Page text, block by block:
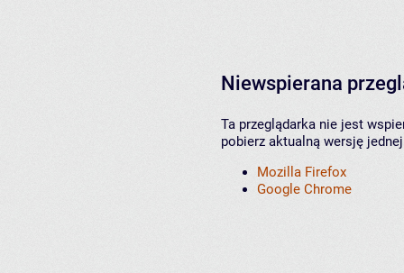
Niewspierana
Ta przeglądarka nie jest
pobierz aktualną wersję
Mozilla Firefox
Google Chrome